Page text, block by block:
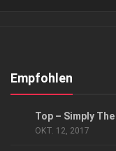
Kontakt, Impressum
Empfohlen
Top – Simply
OKT. 12, 2017